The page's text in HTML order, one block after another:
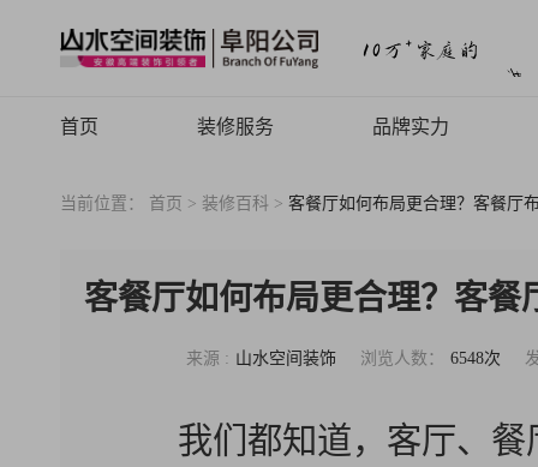
首页 装修服务
山水高端
山水全案
品牌实力
品牌介绍
品牌文化
山水视频
当前位置： 首页 > 装修百科 > 客餐厅如何布局更合理？客餐厅
客餐厅如何布局更合理？客餐
来源 : 山水空间装饰 浏览人数： 6548次
我们都知道，客厅、餐